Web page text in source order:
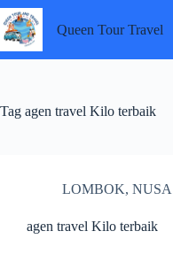
Skip
to
content
Queen Tour Travel
Tag agen travel Kilo terbaik
LOMBOK,
agen travel Kilo terbaik